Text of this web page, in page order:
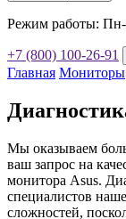
Режим работы: Пн-
+7 (800) 100-26-91
Главная Мониторы
Мы оказываем
ваш запрос на
монитора Asus.
специалистов
сложностей,